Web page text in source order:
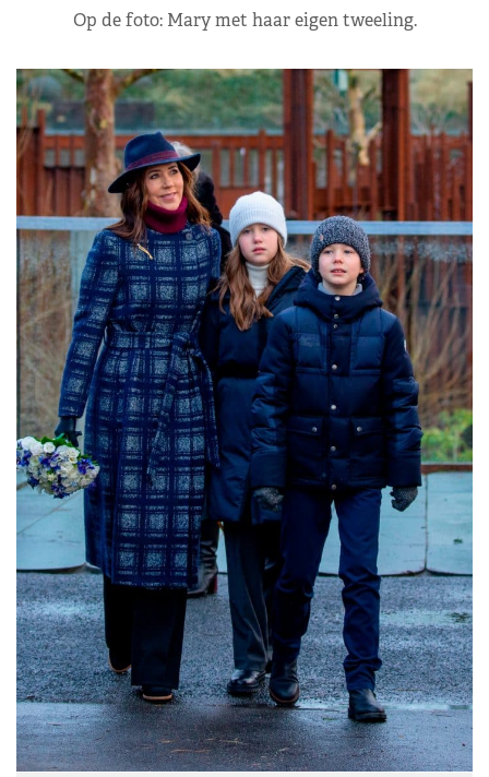
Op de foto: Mary met haar eigen tweeling.